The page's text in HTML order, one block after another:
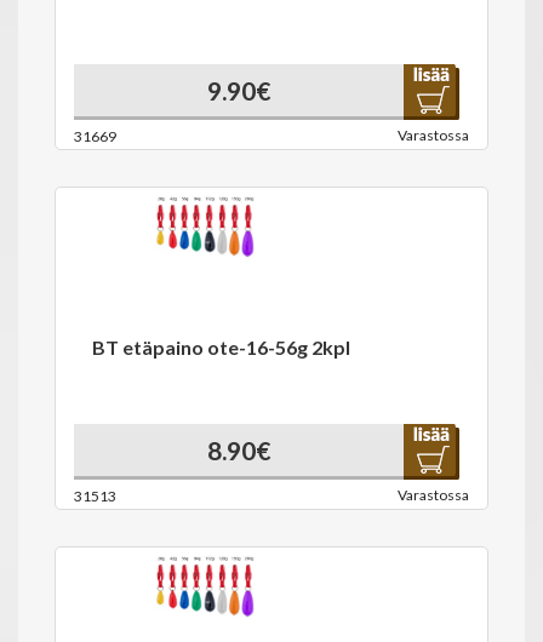
9.90€
31669 Varastossa
BT etäpaino ote-16-56g 2kpl
8.90€
31513 Varastossa